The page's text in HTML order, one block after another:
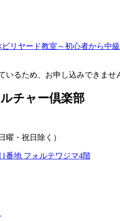
ビリヤード教室～初心者から
いるため、お申し込みできませ
チャー倶楽部
曜・祝日除く）
番地 フォルテワジマ4階